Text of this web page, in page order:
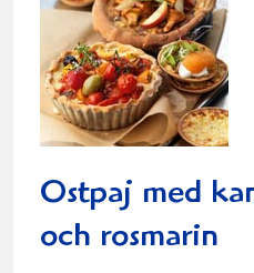
Ostpaj med
och rosmarin